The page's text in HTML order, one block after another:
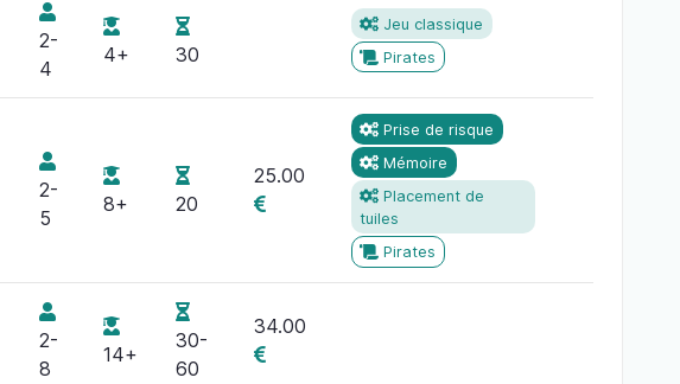
2-
4
4+ 30
Jeu classique
Pirates
2-
5
8+ 20
25.00
Prise de risque
Mémoire
Placement de
tuiles
Pirates
2-
8
14+
30-
60
34.00